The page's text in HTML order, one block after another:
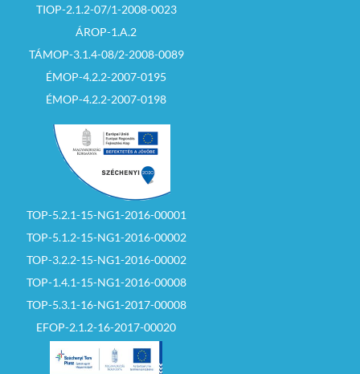
TIOP-2.1.2-07/1-2008-0023
ÁROP-1.A.2
TÁMOP-3.1.4-08/2-2008-0089
ÉMOP-4.2.2-2007-0195
ÉMOP-4.2.2-2007-0198
TOP-5.2.1-15-NG1-2016-00001
TOP-5.1.2-15-NG1-2016-00002
TOP-3.2.2-15-NG1-2016-00002
TOP-1.4.1-15-NG1-2016-00008
TOP-5.3.1-16-NG1-2017-00008
EFOP-2.1.2-16-2017-00020